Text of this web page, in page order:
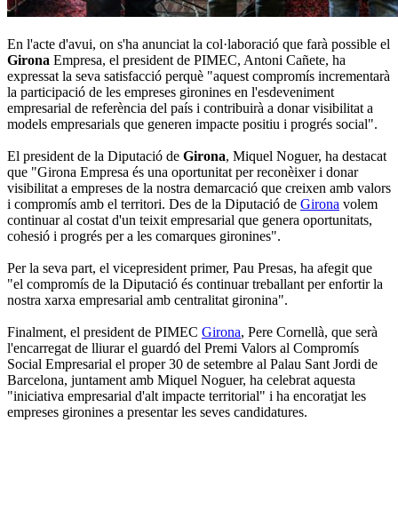
En l'acte d'avui, on s'ha anunciat la col·laboració que farà possible el
Girona Empresa, el president de PIMEC, Antoni Cañete, ha
expressat la seva satisfacció perquè "aquest compromís incrementarà
la participació de les empreses gironines en l'esdeveniment
empresarial de referència del país i contribuirà a donar visibilitat a
models empresarials que generen impacte positiu i progrés social".
El president de la Diputació de Girona, Miquel Noguer, ha destacat
que "Girona Empresa és una oportunitat per reconèixer i donar
visibilitat a empreses de la nostra demarcació que creixen amb valors
i compromís amb el territori. Des de la Diputació de Girona volem
continuar al costat d'un teixit empresarial que genera oportunitats,
cohesió i progrés per a les comarques gironines".
Per la seva part, el vicepresident primer, Pau Presas, ha afegit que
"el compromís de la Diputació és continuar treballant per enfortir la
nostra xarxa empresarial amb centralitat gironina".
Finalment, el president de PIMEC Girona, Pere Cornellà, que serà
l'encarregat de lliurar el guardó del Premi Valors al Compromís
Social Empresarial el proper 30 de setembre al Palau Sant Jordi de
Barcelona, juntament amb Miquel Noguer, ha celebrat aquesta
"iniciativa empresarial d'alt impacte territorial" i ha encoratjat les
empreses gironines a presentar les seves candidatures.